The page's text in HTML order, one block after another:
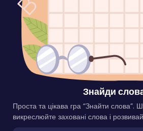
Знайди
Проста та цікава гра “Знайти слова”.
викреслюйте заховані слова і